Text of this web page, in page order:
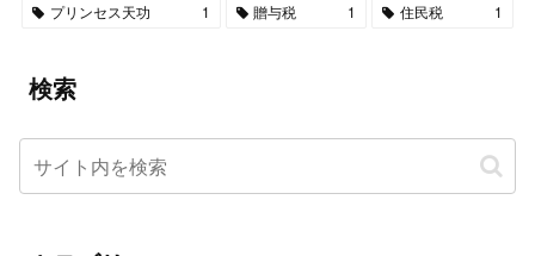
プリンセス天功
1 贈与税 1 住民税 1
検索